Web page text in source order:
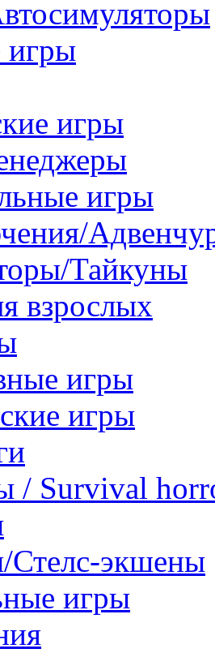
игры
игры
игры
Тайкуны
взрослых
игры
игры
/ Survival
экшены
игры